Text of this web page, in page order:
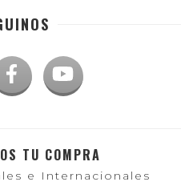
TU COMPRA
e Internacionales